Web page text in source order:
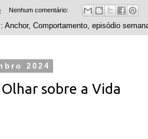
Nenhum comentário:
Anchor, Comportamento episódio
2024
sobre a Vida